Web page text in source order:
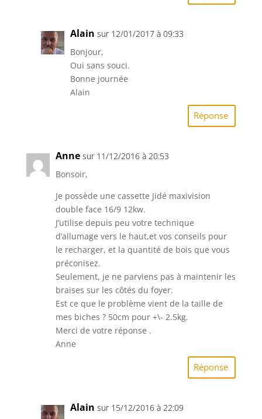
Alain sur 12/01/2017 à 09:33
Bonjour,
Oui sans souci.
Bonne journée
Alain
Réponse
Anne sur 11/12/2016 à 20:53
Bonsoir,
Je possède une cassette Jidé maxivision
double face 16/9 12kw.
J’utilise depuis peu votre technique
d’allumage vers le haut,et vos conseils pour
le recharger, et la quantité de bois que vous
préconisez.
Seulement, je ne parviens pas à maintenir les
braises sur les côtés du foyer.
Est ce que le problème vient de la taille de
mes biches ? 50cm pour +\- 2.5kg.
Merci de votre réponse .
Anne
Réponse
Alain sur 15/12/2016 à 22:09